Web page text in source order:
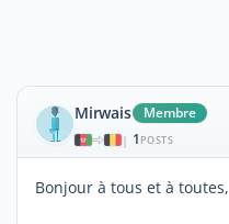
Mirwais Membre
| 1 POSTS
Bonjour à tous et à toutes,